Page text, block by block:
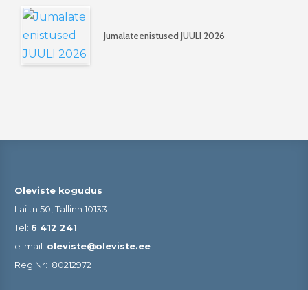
Jumalateenistused JUULI 2026
Oleviste kogudus
Lai tn 50, Tallinn 10133
Tel: 6 412 241
e-mail: oleviste@oleviste.ee
Reg.Nr: 80212972